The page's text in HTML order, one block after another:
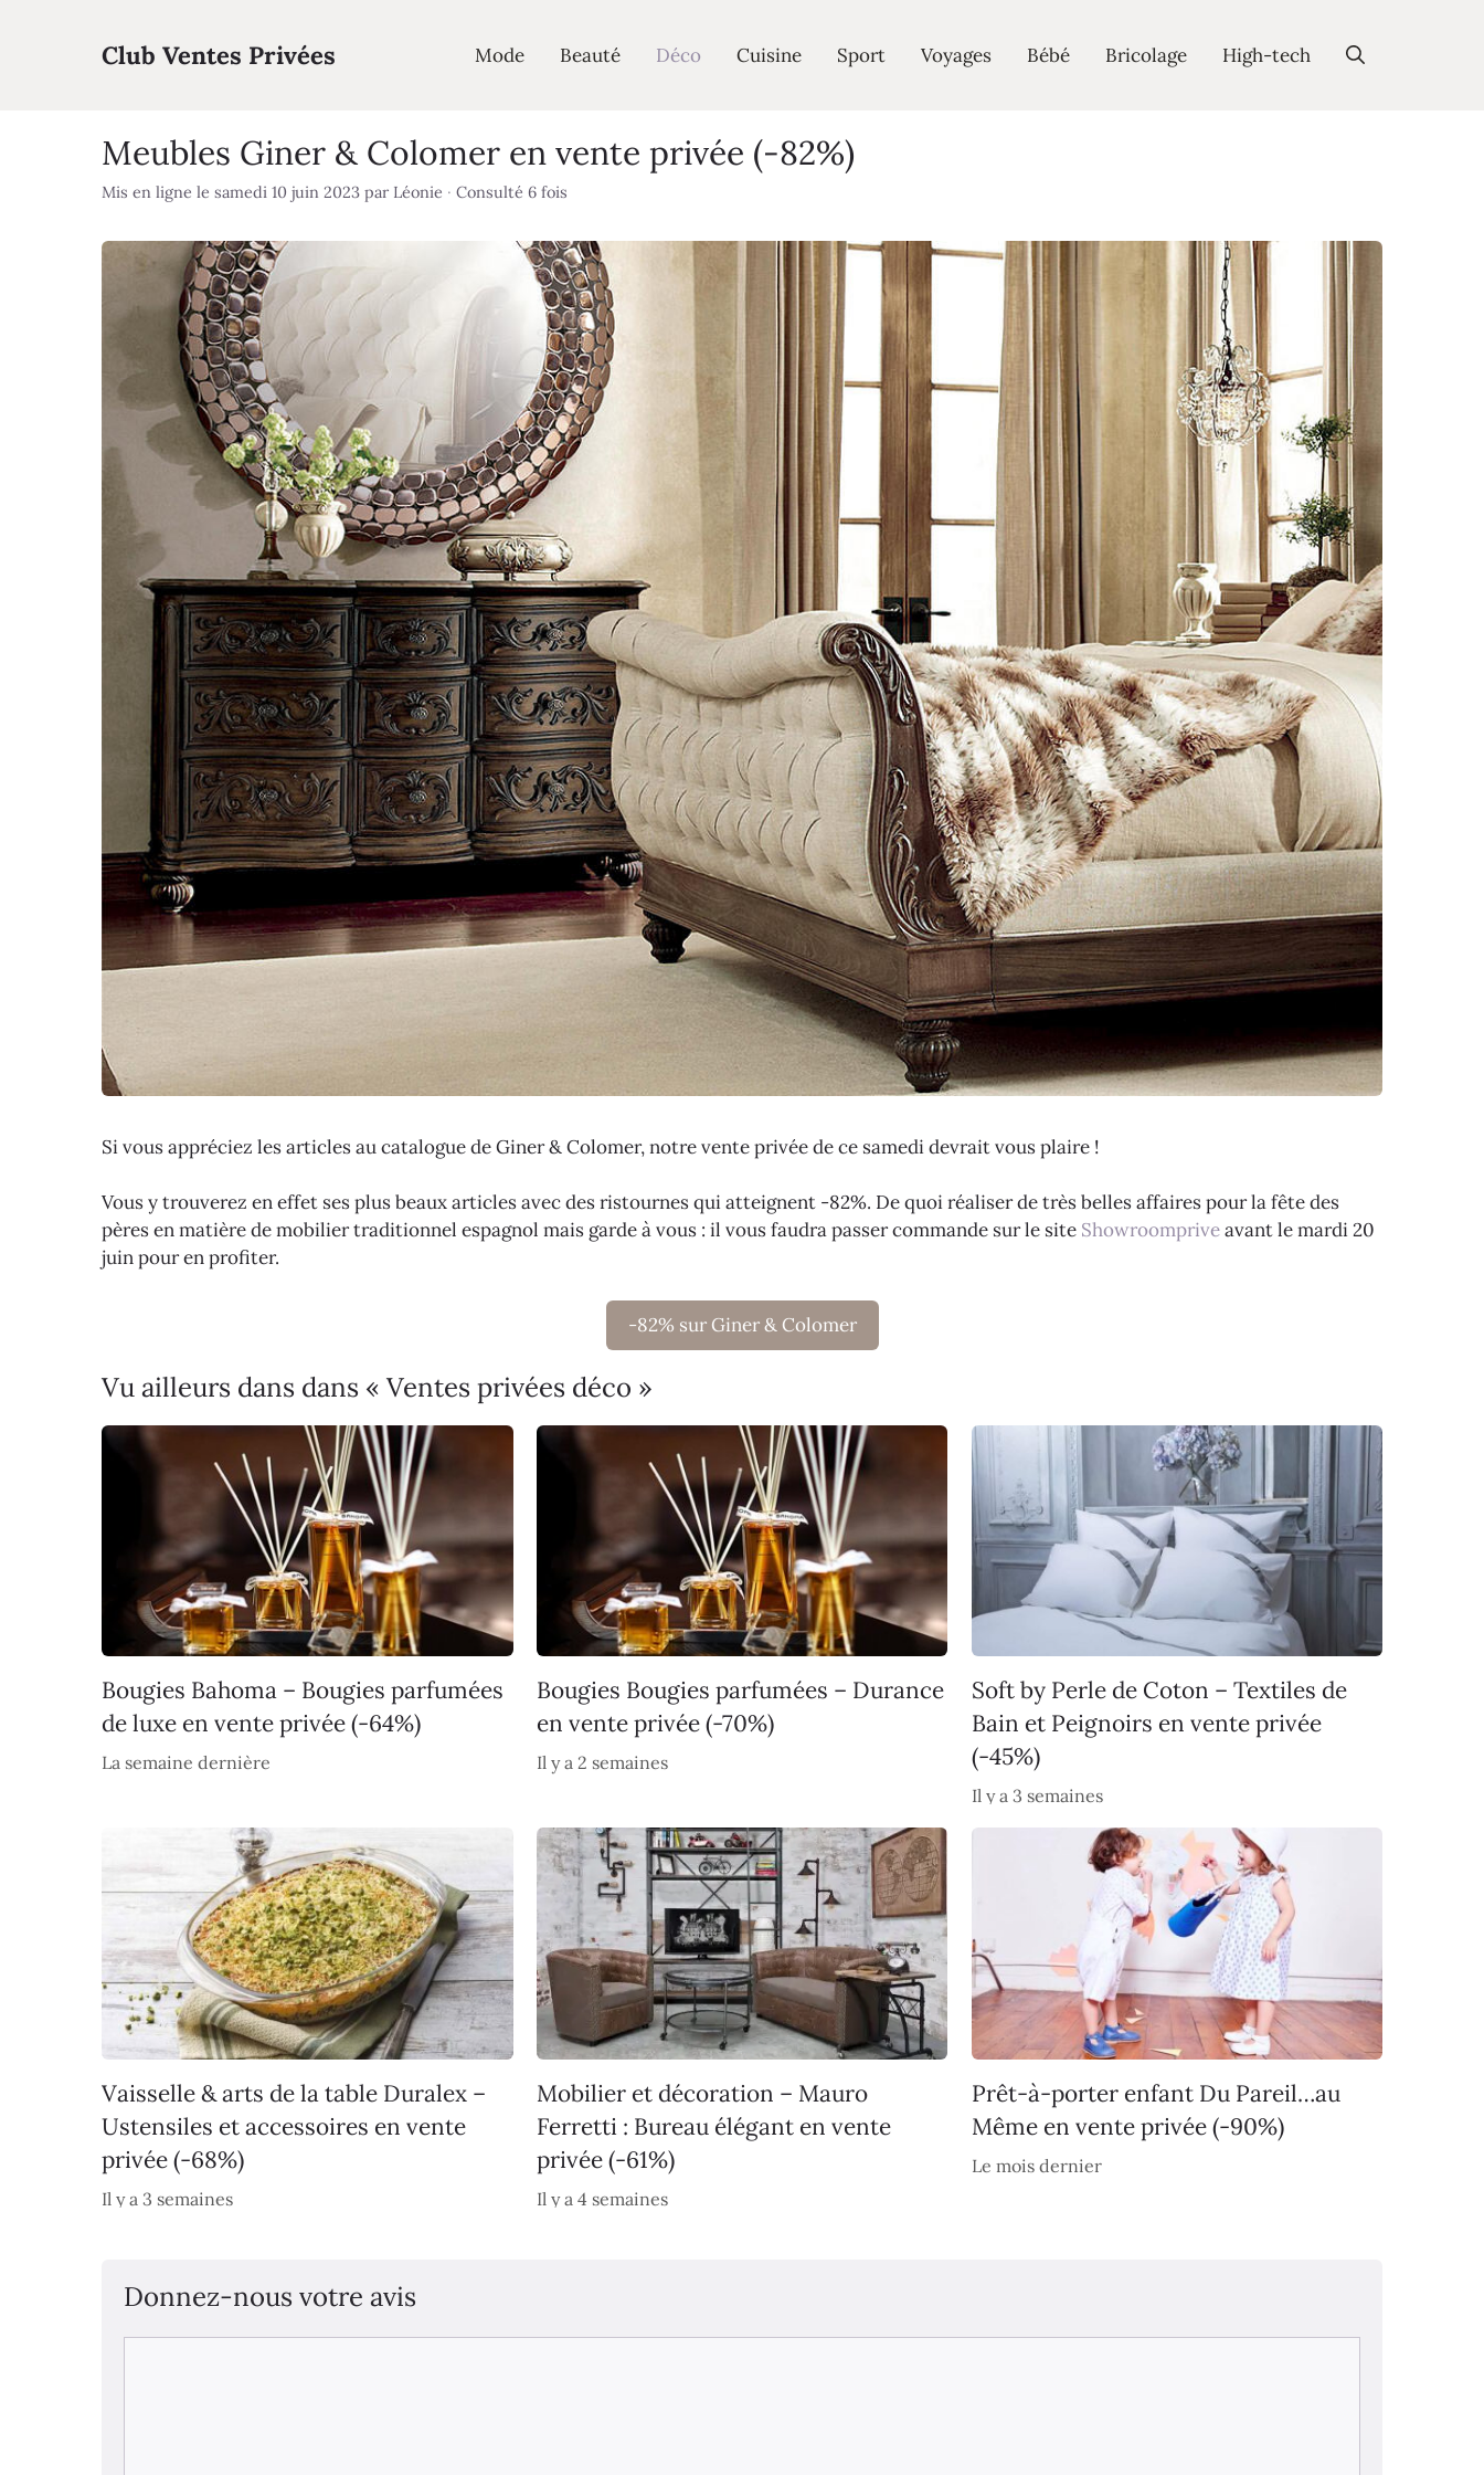
Club Ventes Privées Mode Beauté Déco Cuisine Sport Voyages Bébé Bricolage High-tech
Meubles Giner & Colomer en vente privée (-82%)
Mis en ligne le samedi 10 juin 2023 par Léonie · Consulté 6 fois
Si vous appréciez les articles au catalogue de Giner & Colomer, notre vente privée de ce samedi devrait vous plaire !
Vous y trouverez en effet ses plus beaux articles avec des ristournes qui atteignent -82%. De quoi réaliser de très belles affaires pour la fête des
pères en matière de mobilier traditionnel espagnol mais garde à vous : il vous faudra passer commande sur le site Showroompriveavant le mardi 20
juin pour en profiter.
-82% sur Giner & Colomer
Vu ailleurs dans dans « Ventes privées déco »
Bougies Bahoma – Bougies parfumées
de luxe en vente privée (-64%)
La semaine dernière
Bougies Bougies parfumées – Durance
en vente privée (-70%)
Il y a 2 semaines
Soft by Perle de Coton – Textiles de
Bain et Peignoirs en vente privée
(-45%)
Il y a 3 semaines
Vaisselle & arts de la table Duralex –
Ustensiles et accessoires en vente
privée (-68%)
Il y a 3 semaines
Mobilier et décoration – Mauro
Ferretti : Bureau élégant en vente
privée (-61%)
Il y a 4 semaines
Prêt-à-porter enfant Du Pareil…au
Même en vente privée (-90%)
Le mois dernier
Donnez-nous votre avis